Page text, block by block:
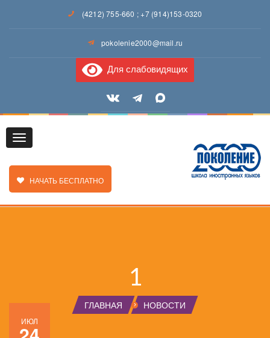
(4212) 755-660 ;+7 (914)153-0320
pokolenie2000@mail.ru
Для слабовидящих
Toggle
ЗАКАЗАТЬ ЗВОНОК
НАЧАТЬ БЕСПЛАТНО
1
ГЛАВНАЯ НОВОСТИ
ИЮЛ